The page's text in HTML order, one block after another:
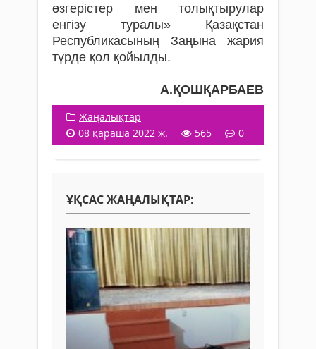
өзгерістер мен толықтырулар
енгізу туралы» Қазақстан
Республикасының Заңына жария
түрде қол қойылды.
А.ҚОШҚАРБАЕВ
Жаңалықтар
08 қараша 2022 ж.
565 0
ҰҚСАС ЖАҢАЛЫҚТАР: